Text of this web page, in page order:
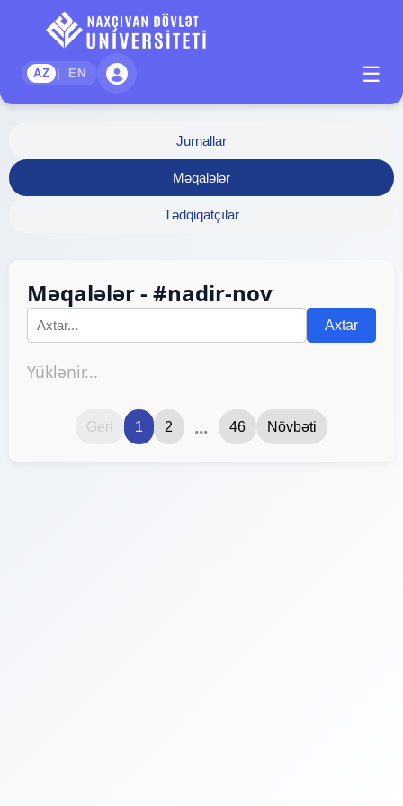
AZ | EN ☰
Jurnallar
Məqalələr
Tədqiqatçılar
Məqalələr - #nadir-nov
Axtar
Yüklənir...
Geri 1 2 ... 46 Növbəti